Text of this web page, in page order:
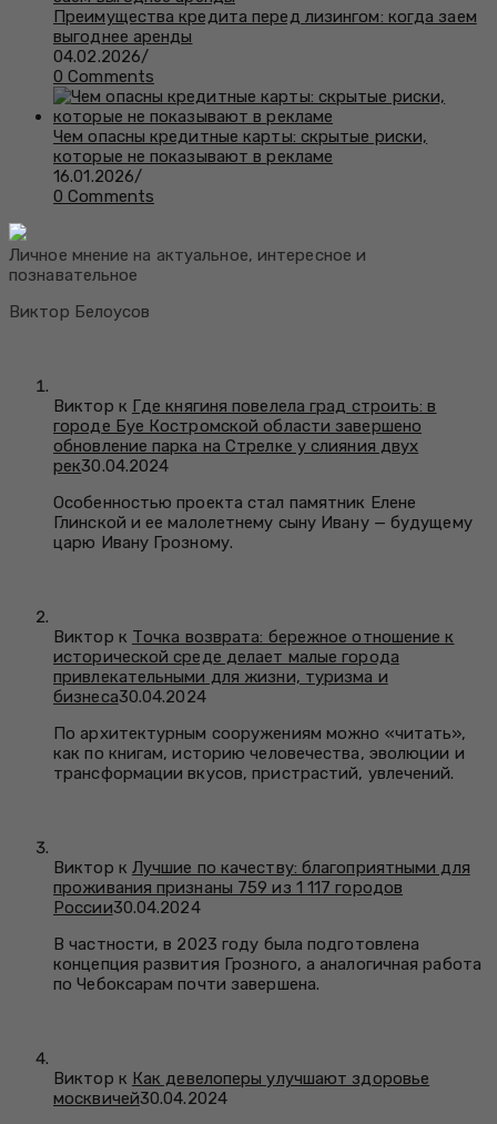
Преимущества кредита перед лизингом: когда заем
выгоднее аренды
04.02.2026/
0 Comments
Чем опасны кредитные карты: скрытые риски,
которые не показывают в рекламе
16.01.2026/
0 Comments
Личное мнение на актуальное, интересное и
познавательное
Виктор Белоусов
Виктор к Где княгиня повелела град строить: в
городе Буе Костромской области завершено
обновление парка на Стрелке у слияния двух
рек30.04.2024
Особенностью проекта стал памятник Елене
Глинской и ее малолетнему сыну Ивану — будущему
царю Ивану Грозному.
Виктор к Точка возврата: бережное отношение к
исторической среде делает малые города
привлекательными для жизни, туризма и
бизнеса30.04.2024
По архитектурным сооружениям можно «читать»,
как по книгам, историю человечества, эволюции и
трансформации вкусов, пристрастий, увлечений.
Виктор к Лучшие по качеству: благоприятными для
проживания признаны 759 из 1 117 городов
России30.04.2024
В частности, в 2023 году была подготовлена
концепция развития Грозного, а аналогичная работа
по Чебоксарам почти завершена.
Виктор к Как девелоперы улучшают здоровье
москвичей30.04.2024